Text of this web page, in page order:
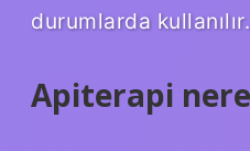
durumlarda kullanılır.
Apiterapi